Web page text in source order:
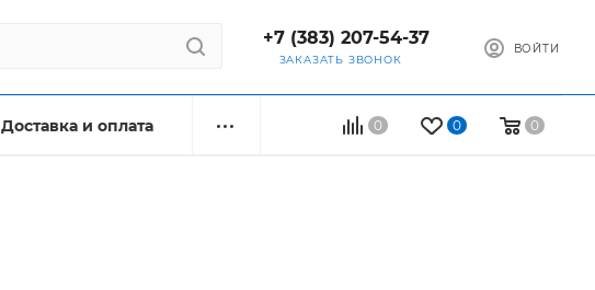
+7 (383) 207-54-37
ЗАКАЗАТЬ ЗВОНОК
ВОЙТИ
0 0 0
Доставка и оплата